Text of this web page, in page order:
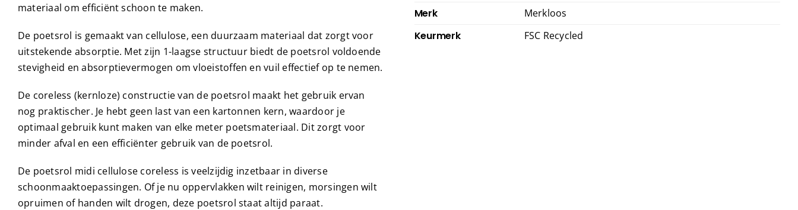
materiaal om efficiënt schoon te maken.
De poetsrol is gemaakt van cellulose, een duurzaam materiaal dat zorgt voor
uitstekende absorptie. Met zijn 1-laagse structuur biedt de poetsrol voldoende
stevigheid en absorptievermogen om vloeistoffen en vuil effectief op te nemen.
De coreless (kernloze) constructie van de poetsrol maakt het gebruik ervan
nog praktischer. Je hebt geen last van een kartonnen kern, waardoor je
optimaal gebruik kunt maken van elke meter poetsmateriaal. Dit zorgt voor
minder afval en een efficiënter gebruik van de poetsrol.
De poetsrol midi cellulose coreless is veelzijdig inzetbaar in diverse
schoonmaaktoepassingen. Of je nu oppervlakken wilt reinigen, morsingen wilt
opruimen of handen wilt drogen, deze poetsrol staat altijd paraat.
Merk Merkloos
Keurmerk FSC Recycled